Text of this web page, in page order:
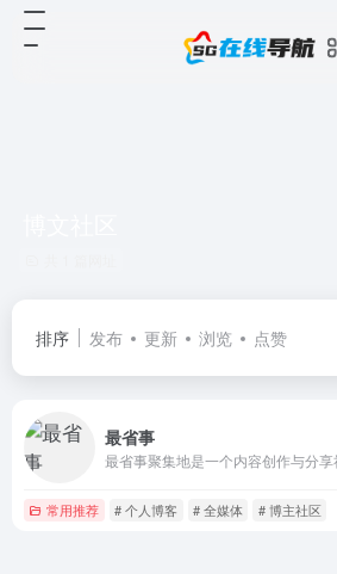
排序 发布 更新 浏览 点赞
最省事
常用推荐 # 个人博客 # 全媒体 # 博主社区